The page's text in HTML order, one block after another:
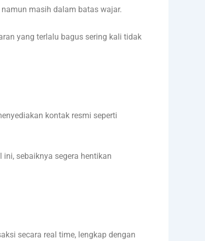
masih dalam batas wajar.
yang terlalu bagus sering kali tidak
kontak resmi seperti
sebaiknya segera hentikan
secara real time, lengkap dengan